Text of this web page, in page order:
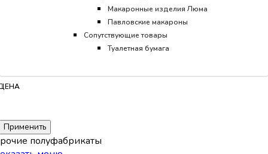
Макаронные изделия Люма
Павловские макароны
Сопутствующие товары
Туалетная бумага
Применить
полуфабрикаты